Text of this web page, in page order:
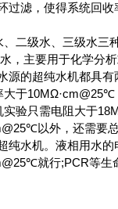
过滤，使得系统回
级水、三级水三
，主要用于化学分
源的超纯水机都具
大于
验只需电阻大于
以外，还需要
纯水机。液相用水
就行;PCR等